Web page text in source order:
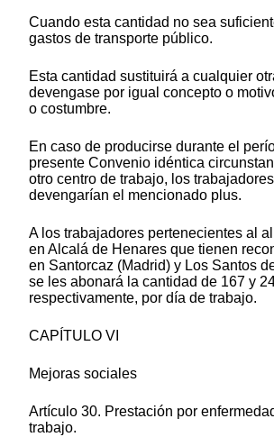
Cuando esta cantidad no sea
gastos de transporte público.
Esta cantidad sustituirá a cualquier
devengase por igual concepto o
o costumbre.
En caso de producirse durante el
presente Convenio idéntica
otro centro de trabajo, los
devengarían el mencionado plus.
A los trabajadores pertenecientes al
en Alcalá de Henares que tienen
en Santorcaz (Madrid) y Los Santos
se les abonará la cantidad de 167 y
respectivamente, por día de trabajo.
CAPÍTULO VI
Mejoras sociales
Artículo 30. Prestación por
trabajo.